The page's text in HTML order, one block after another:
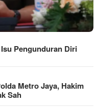
Pengunduran Diri
Metro Jaya, Hakim
Sah